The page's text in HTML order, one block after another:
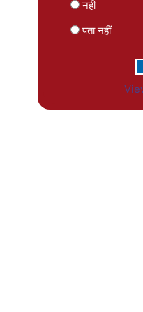
नहीं
पता नहीं